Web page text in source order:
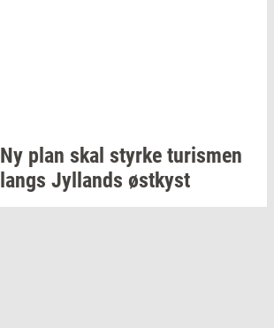
Ny plan skal styr­ke turis­men
langs Jyl­lands øst­kyst